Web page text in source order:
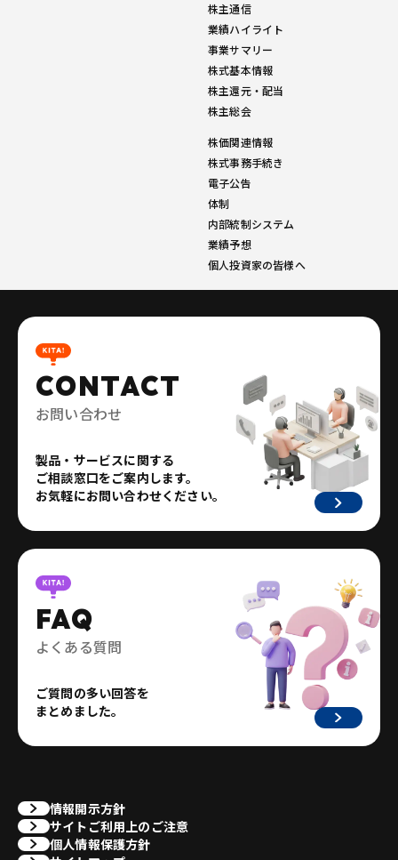
株主通信
業績ハイライト
事業サマリー
株式基本情報
株主還元・配当
株主総会
株価関連情報
株式事務手続き
電子公告
体制
内部統制システム
業績予想
個人投資家の皆様へ
CONTACT
お問い合わせ
製品・サービスに関する
ご相談窓口をご案内します。
お気軽にお問い合わせください。
FAQ
よくある質問
ご質問の多い回答を
まとめました。
情報開示方針
サイトご利用上のご注意
個人情報保護方針